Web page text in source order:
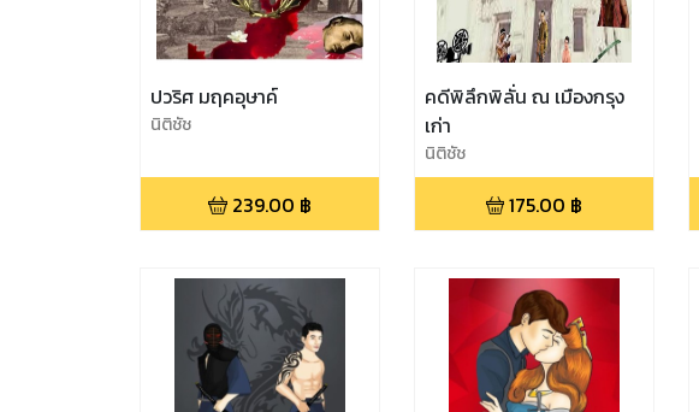
ปวริศ มฤคอุษาค์
นิติชัช
239.00 ฿
คดีพิลึกพิลั่น ณ เมืองกรุง
เก่า
นิติชัช
175.00 ฿